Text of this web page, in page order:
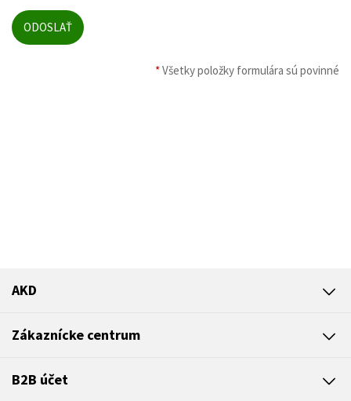
*Všetky položky formulára sú povinné
AKD
Zákaznícke centrum
B2B účet